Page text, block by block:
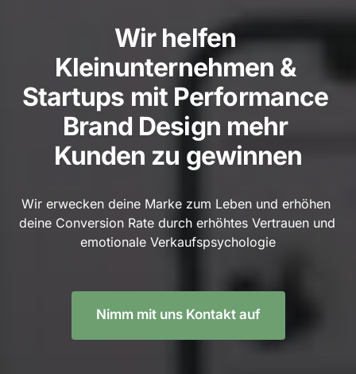
Wir helfen
Kleinunternehmen &
Startups mit Performance
Brand Design mehr
Kunden zu gewinnen
Wir erwecken deine Marke zum Leben und erhöhen
deine Conversion Rate durch erhöhtes Vertrauen und
emotionale Verkaufspsychologie
Nimm mit uns Kontakt auf